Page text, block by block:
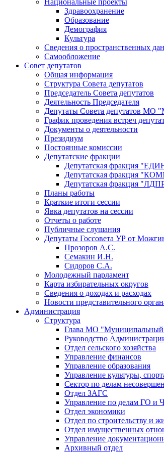
Здравоохранение
Образование
Демография
Культура
Сведения о пространственных
Самообложение
Совет депутатов
Общая информация
Структура Совета депутатов
Председатель Совета депутатов
Деятельность Председателя
Депутаты Совета депутатов МО
График проведения встреч
Документы о деятельности
Президиум
Постоянные комиссии
Депутатские фракции
Депутатская фракция
Депутатская фракция
Депутатская фракция
Планы работы
Краткие итоги сессии
Явка депутатов на сессии
Отчеты о работе
Публичные слушания
Депутаты Госсовета УР от
Прозоров А.С.
Семакин И.Н.
Сидоров С.А.
Молодежный парламент
Карта избирательных округов
Сведения о доходах и расходах
Новости представительного
Администрация
Структура
Глава МО "Муниципальный
Руководство
Отдел сельского хозяйства
Управление финансов
Управление образования
Управление культуры,
Сектор по делам
Отдел ЗАГС
Управление по делам ГО и
Отдел экономики
Отдел по строительству и
Отдел имущественных
Управление
Архивный отдел